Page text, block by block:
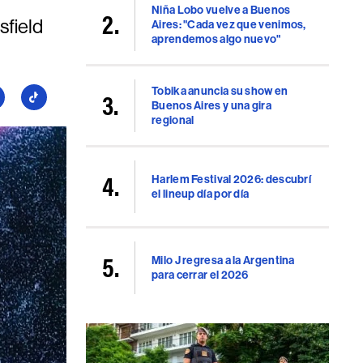
Seguí
Billboard
en
TikTok
Niña Lobo vuelve a Buenos
Aires: "Cada vez que venimos,
aprendemos algo nuevo"
Tobika anuncia su show en
Buenos Aires y una gira
regional
Harlem Festival 2026: descubrí
el lineup día por día
Milo J regresa a la Argentina
para cerrar el 2026